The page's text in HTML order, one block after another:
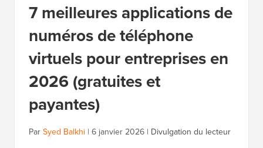
7 meilleures applications de
numéros de téléphone
virtuels pour entreprises en
2026 (gratuites et
payantes)
ParSyed Balkhi | 6 janvier 2026 | Divulgation du lecteur